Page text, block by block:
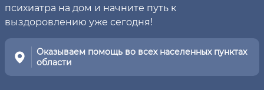
психиатра на дом и начните путь к
выздоровлению уже сегодня!
Оказываем помощь во всех населенных пунктах
области